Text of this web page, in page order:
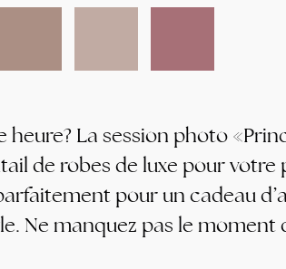
La session photo
de robes de luxe pour votre
pour un cadeau
Ne manquez pas le moment